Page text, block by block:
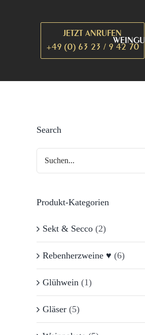
JETZT ANRUFEN
+49 (0) 63 23 / 9 42 70
WEINGUT
Search
Produkt-Kategorien
Sekt & Secco (2)
Rebenherzweine ♥ (6)
Glühwein (1)
Gläser (5)